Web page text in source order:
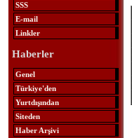
SSS
E-mail
Linkler
Haberler
Genel
Türkiye'den
Yurtdışından
Siteden
Haber Arşivi